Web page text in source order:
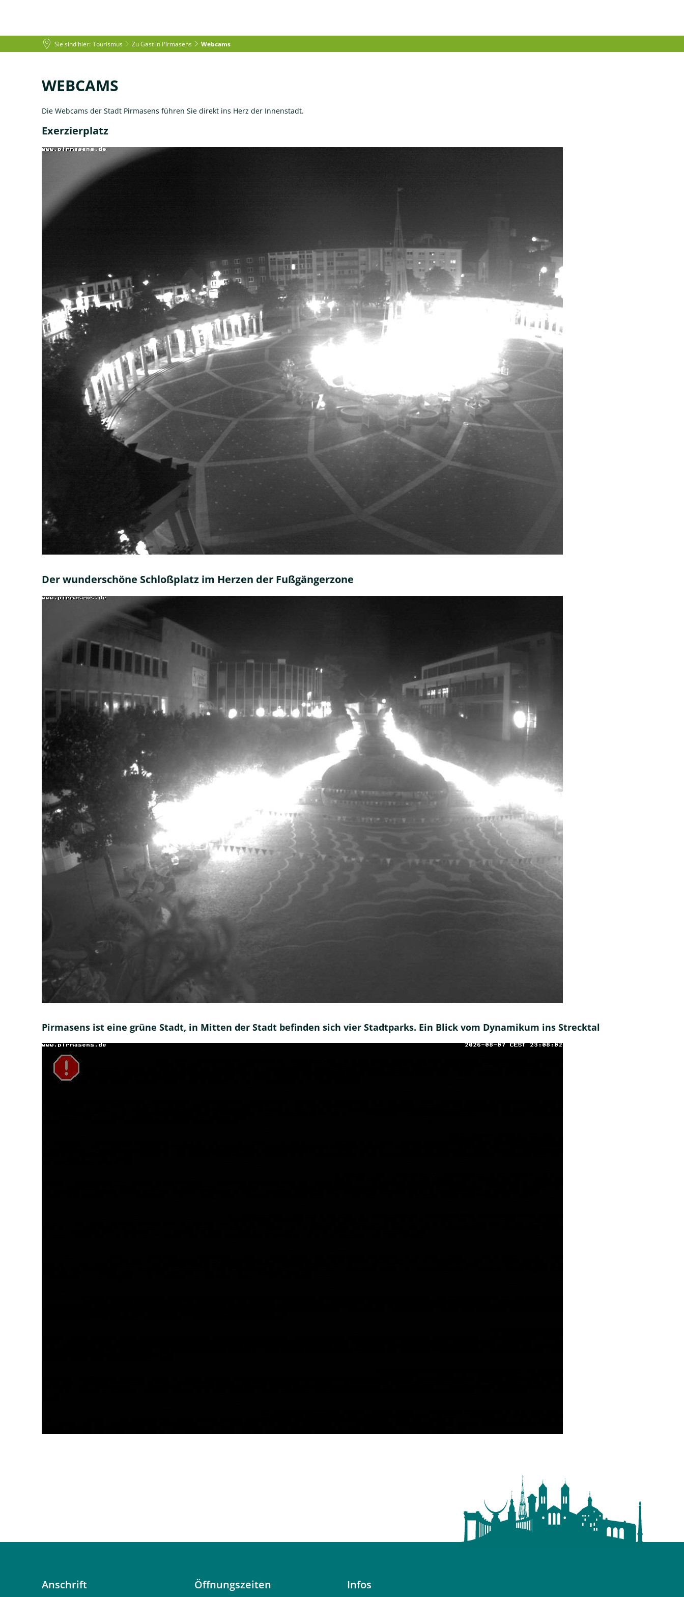
Sie sind hier: Tourismus Zu Gast in Pirmasens Webcams
WebcamsWEBCAMS
Die Webcams der Stadt Pirmasens führen Sie direkt ins Herz der Innenstadt.
Exerzierplatz
Der wunderschöne Schloßplatz im Herzen der Fußgängerzone
Pirmasens ist eine grüne Stadt, in Mitten der Stadt befinden sich vier Stadtparks. Ein Blick vom Dynamikum ins Strecktal
Anschrift Öffnungszeiten Infos